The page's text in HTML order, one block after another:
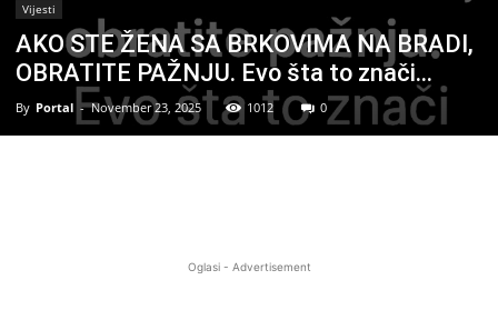
Vijesti
AKO STE ŽENA SA BRKOVIMA NA BRADI,
OBRATITE PAŽNJU. Evo šta to znači…
By Portal - November 23, 2025 1012 0
Oglasi - Advertisement